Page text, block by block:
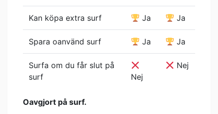
Kan köpa extra surf Ja Ja
Spara oanvänd surf Ja Ja
Surfa om du får slut på
surf
Nej
Nej
Oavgjort på surf.